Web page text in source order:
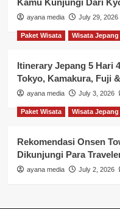
ayana media July 29, 2026
Paket Wisata Wisata Jepang
Itinerary Jepang 5 Hari
Tokyo, Kamakura, Fuji
ayana media July 3, 2026
Paket Wisata Wisata Jepang
Rekomendasi Onsen
Dikunjungi Para
ayana media July 2, 2026